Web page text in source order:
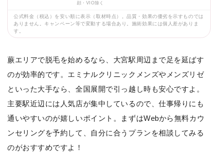
顔・VIO除く
公式料金（税込）を安い順に表示（取材時点）。品質・効果の優劣を示すものでは
ありません。キャンペーン等で変動する場合あり。施術効果には個人差がありま
す。
蕨エリアで脱毛を始めるなら、大宮駅周辺まで足を延ばす
のが効率的です。エミナルクリニックメンズやメンズリゼ
といった大手なら、全国展開で引っ越し時も安心ですよ。
主要駅近辺には人気店が集中しているので、仕事帰りにも
通いやすいのが嬉しいポイント。まずはWebから無料カウ
ンセリングを予約して、自分に合うプランを相談してみる
のがおすすめですよ！